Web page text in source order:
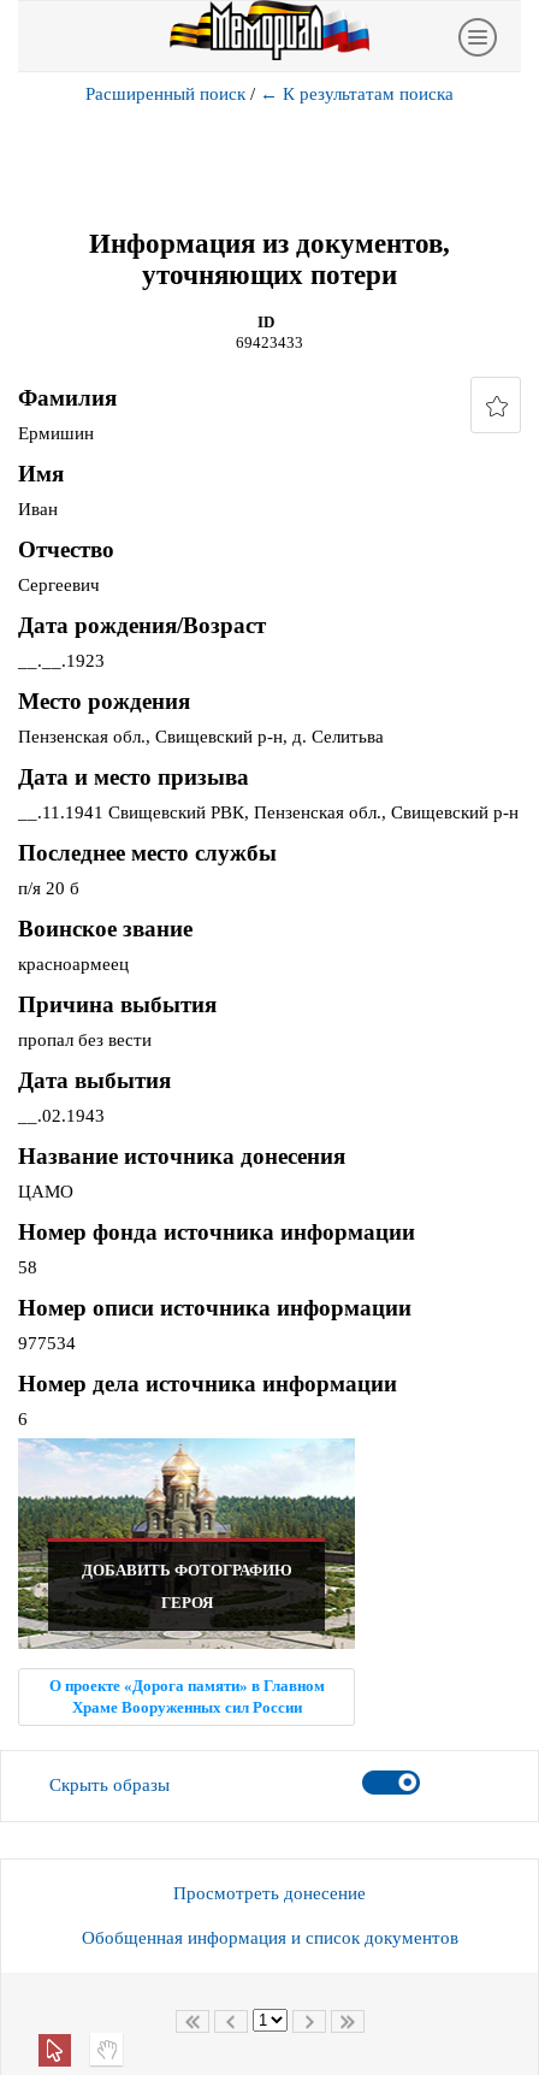
Расширенный поиск / ← К результатам поиска
Информация из документов,
уточняющих потери
ID
69423433
Фамилия
Ермишин
Имя
Иван
Отчество
Сергеевич
Дата рождения/Возраст
__.__.1923
Место рождения
Пензенская обл., Свищевский р-н, д. Селитьва
Дата и место призыва
__.11.1941 Свищевский РВК, Пензенская обл., Свищевский р-н
Последнее место службы
п/я 20 б
Воинское звание
красноармеец
Причина выбытия
пропал без вести
Дата выбытия
__.02.1943
Название источника донесения
ЦАМО
Номер фонда источника информации
58
Номер описи источника информации
977534
Номер дела источника информации
6
ДОБАВИТЬ ФОТОГРАФИЮ
ГЕРОЯ
О проекте «Дорога памяти» в Главном
Храме Вооруженных сил России
Скрыть образы
Просмотреть донесение
Обобщенная информация и список документов